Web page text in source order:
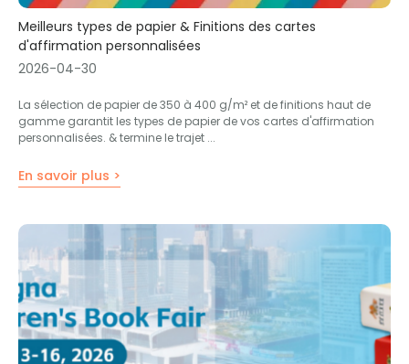
Meilleurs types de papier & Finitions des cartes
d'affirmation personnalisées
2026-04-30
La sélection de papier de 350 à 400 g/m² et de finitions haut de
gamme garantit les types de papier de vos cartes d'affirmation
personnalisées. & termine le trajet ...
En savoir plus >